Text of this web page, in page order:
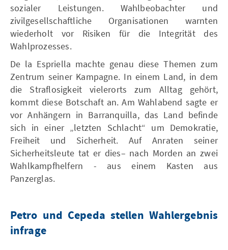
sozialer Leistungen. Wahlbeobachter und
zivilgesellschaftliche Organisationen warnten
wiederholt vor Risiken für die Integrität des
Wahlprozesses.
De la Espriella machte genau diese Themen zum
Zentrum seiner Kampagne. In einem Land, in dem
die Straflosigkeit vielerorts zum Alltag gehört,
kommt diese Botschaft an. Am Wahlabend sagte er
vor Anhängern in Barranquilla, das Land befinde
sich in einer „letzten Schlacht“ um Demokratie,
Freiheit und Sicherheit. Auf Anraten seiner
Sicherheitsleute tat er dies– nach Morden an zwei
Wahlkampfhelfern - aus einem Kasten aus
Panzerglas.
Petro und Cepeda stellen Wahlergebnis
infrage